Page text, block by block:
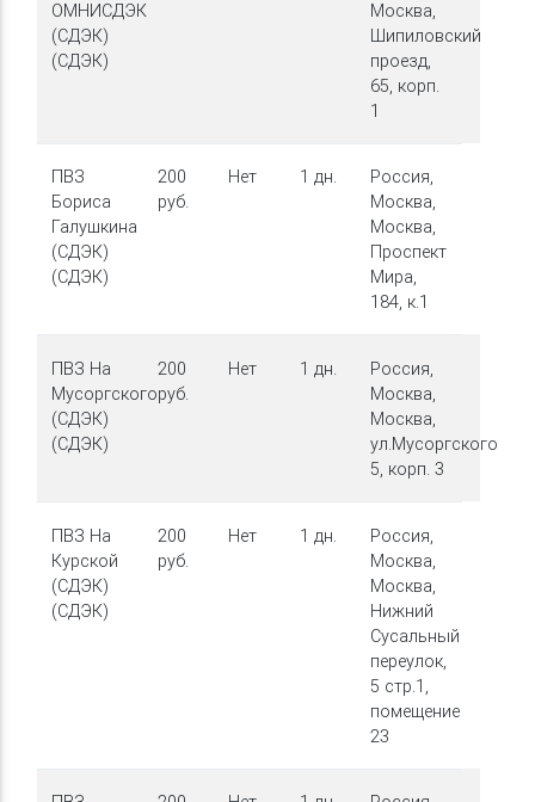
ОМНИСДЭК
(СДЭК)
(СДЭК)
Москва,
Шипиловский
проезд,
65, корп.
1
ПВЗ
Бориса
Галушкина
(СДЭК)
(СДЭК)
200
руб.
Нет 1 дн.
Россия,
Москва,
Москва,
Проспект
Мира,
184, к.1
ПВЗ На
Мусоргского
(СДЭК)
(СДЭК)
200
руб.
Нет 1 дн.
Россия,
Москва,
Москва,
ул.Мусоргского,
5, корп. 3
ПВЗ На
Курской
(СДЭК)
(СДЭК)
200
руб.
Нет 1 дн.
Россия,
Москва,
Москва,
Нижний
Сусальный
переулок,
5 стр.1,
помещение
23